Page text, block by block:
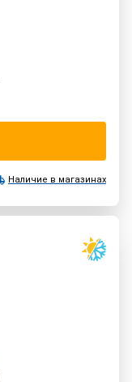
Наличие в магазинах